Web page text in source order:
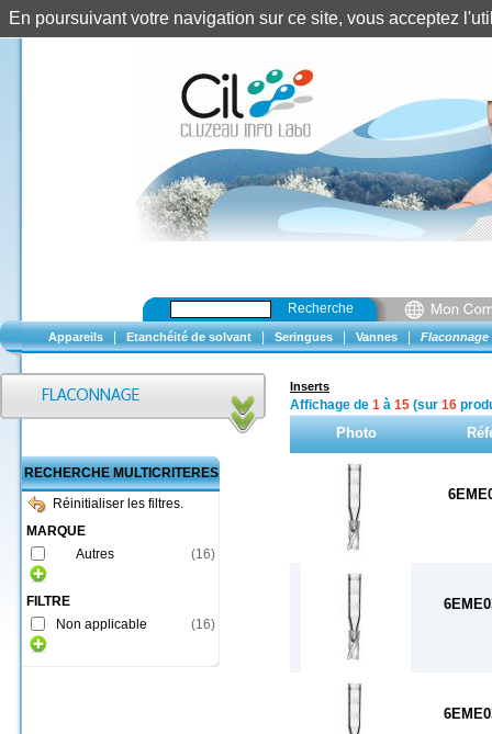
Recherche
Appareils Etanchéité de solvant Seringues Vannes Flaconnage
RECHERCHE MULTICRITERES
Réinitialiser les filtres.
MARQUE
Autres
(16)
FILTRE
Non applicable
(16)
Inserts
Affichage de 1 à 15 (sur 16
Photo
En poursuivant votre navigation sur ce site, vous acceptez